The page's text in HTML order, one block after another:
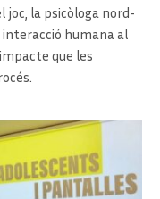
la psicòloga nord-
humana al
que les